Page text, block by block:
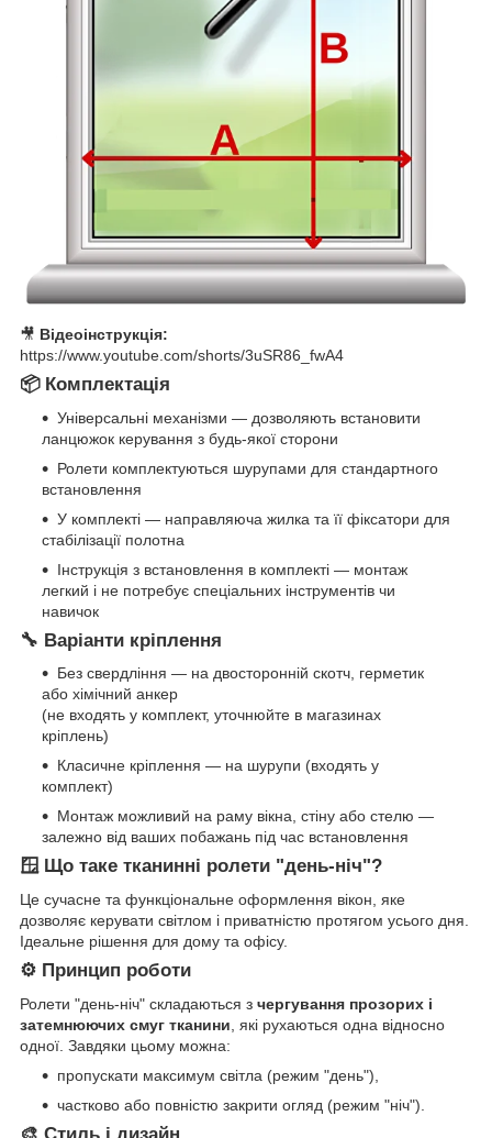
🎥 Відеоінструкція:
https://www.youtube.com/shorts/3uSR86_fwA4
📦 Комплектація
Універсальні механізми — дозволяють встановити
ланцюжок керування з будь-якої сторони
Ролети комплектуються шурупами для стандартного
встановлення
У комплекті — направляюча жилка та її фіксатори для
стабілізації полотна
Інструкція з встановлення в комплекті — монтаж
легкий і не потребує спеціальних інструментів чи
навичок
🔧 Варіанти кріплення
Без свердління — на двосторонній скотч, герметик
або хімічний анкер
(не входять у комплект, уточнюйте в магазинах
кріплень)
Класичне кріплення — на шурупи (входять у
комплект)
Монтаж можливий на раму вікна, стіну або стелю —
залежно від ваших побажань під час встановлення
🪟 Що таке тканинні ролети "день-ніч"?
Це сучасне та функціональне оформлення вікон, яке
дозволяє керувати світлом і приватністю протягом усього дня.
Ідеальне рішення для дому та офісу.
⚙️ Принцип роботи
Ролети "день-ніч" складаються з чергування прозорих і
затемнюючих смуг тканини , які рухаються одна відносно
одної. Завдяки цьому можна:
пропускати максимум світла (режим "день"),
частково або повністю закрити огляд (режим "ніч").